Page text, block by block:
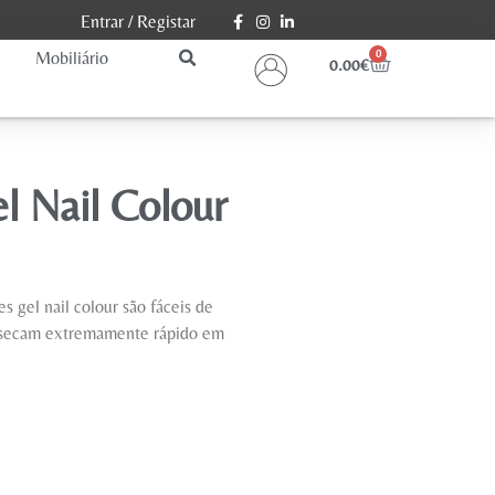
Entrar/ Registar
Mobiliário 0.00€
0
Nail Colour
gel nail colour são fáceis de
extremamente rápido em